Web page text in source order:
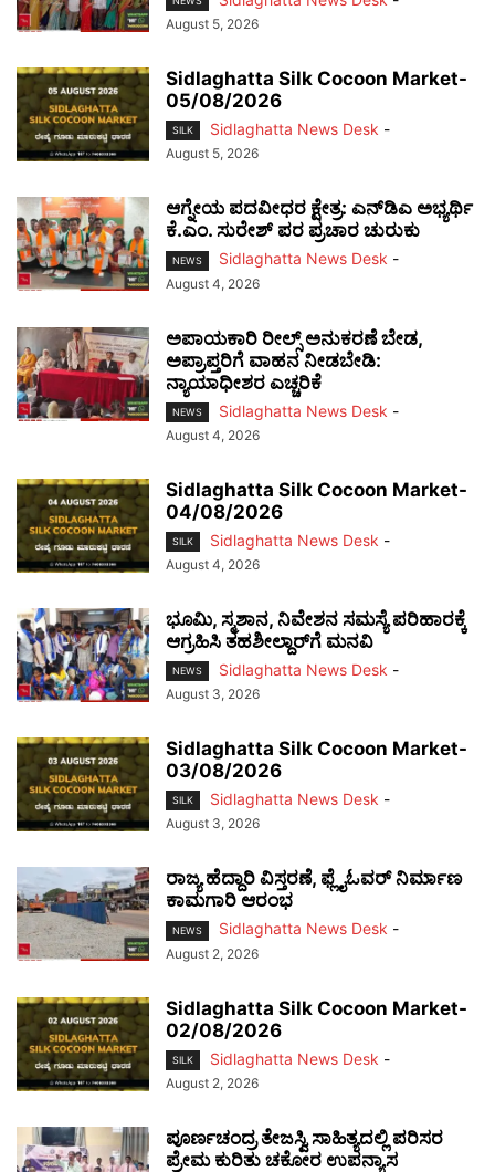
August 5, 2026
Sidlaghatta Silk Cocoon Market-
05/08/2026
SILK Sidlaghatta News Desk -
August 5, 2026
ಆಗ್ನೇಯ ಪದವೀಧರ ಕ್ಷೇತ್ರ: ಎನ್‌ಡಿಎ ಅಭ್ಯರ್ಥಿ
ಕೆ.ಎಂ. ಸುರೇಶ್ ಪರ ಪ್ರಚಾರ ಚುರುಕು
NEWS Sidlaghatta News Desk -
August 4, 2026
ಅಪಾಯಕಾರಿ ರೀಲ್ಸ್ ಅನುಕರಣೆ ಬೇಡ,
ಅಪ್ರಾಪ್ತರಿಗೆ ವಾಹನ ನೀಡಬೇಡಿ:
ನ್ಯಾಯಾಧೀಶರ ಎಚ್ಚರಿಕೆ
NEWS Sidlaghatta News Desk -
August 4, 2026
Sidlaghatta Silk Cocoon Market-
04/08/2026
SILK Sidlaghatta News Desk -
August 4, 2026
ಭೂಮಿ, ಸ್ಮಶಾನ, ನಿವೇಶನ ಸಮಸ್ಯೆ ಪರಿಹಾರಕ್ಕೆ
ಆಗ್ರಹಿಸಿ ತಹಶೀಲ್ದಾರ್‌ಗೆ ಮನವಿ
NEWS Sidlaghatta News Desk -
August 3, 2026
Sidlaghatta Silk Cocoon Market-
03/08/2026
SILK Sidlaghatta News Desk -
August 3, 2026
ರಾಜ್ಯ ಹೆದ್ದಾರಿ ವಿಸ್ತರಣೆ, ಫ್ಲೈಓವರ್ ನಿರ್ಮಾಣ
ಕಾಮಗಾರಿ ಆರಂಭ
NEWS Sidlaghatta News Desk -
August 2, 2026
Sidlaghatta Silk Cocoon Market-
02/08/2026
SILK Sidlaghatta News Desk -
August 2, 2026
ಪೂರ್ಣಚಂದ್ರ ತೇಜಸ್ವಿ ಸಾಹಿತ್ಯದಲ್ಲಿ ಪರಿಸರ
ಪ್ರೇಮ ಕುರಿತು ಚಕೋರ ಉಪನ್ಯಾಸ